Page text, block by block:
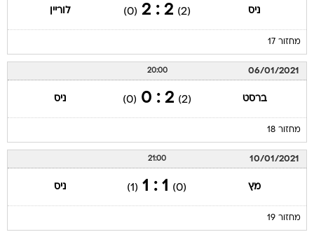
ניס (2)
2 : 2
(0) לוריין
מחזור 17
06/01/2021
20:00
ברסט (2)
2 : 0
(0) ניס
מחזור 18
10/01/2021
21:00
מץ (0)
1 : 1
(1) ניס
מחזור 19